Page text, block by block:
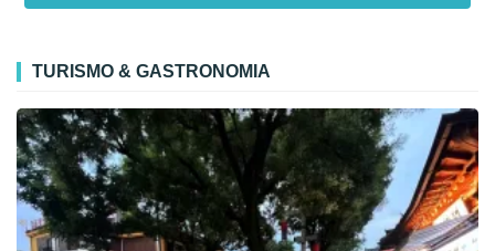
TURISMO & GASTRONOMIA